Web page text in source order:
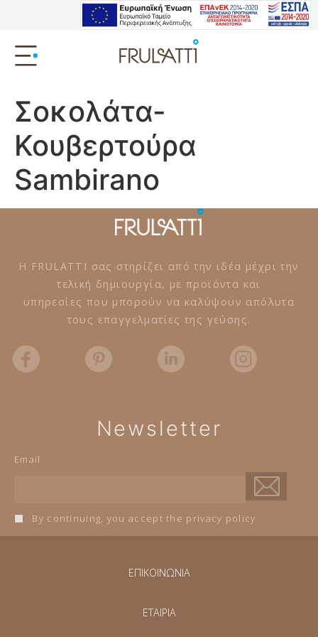
Σοκολάτα-
Κουβερτούρα
Sambirano
Η FRULATTI σας στηρίζει από την ιδέα μέχρι την
τελική δημιουργία, με προϊόντα και
υπηρεσίες που μπορούν να καλύψουν απόλυτα
τους επαγγελματίες της γεύσης.
Newsletter
Email
By continuing, you accept the privacy policy
ΕΠΙΚΟΙΝΩΝΙΑ
ΕΤΑΙΡΙΑ